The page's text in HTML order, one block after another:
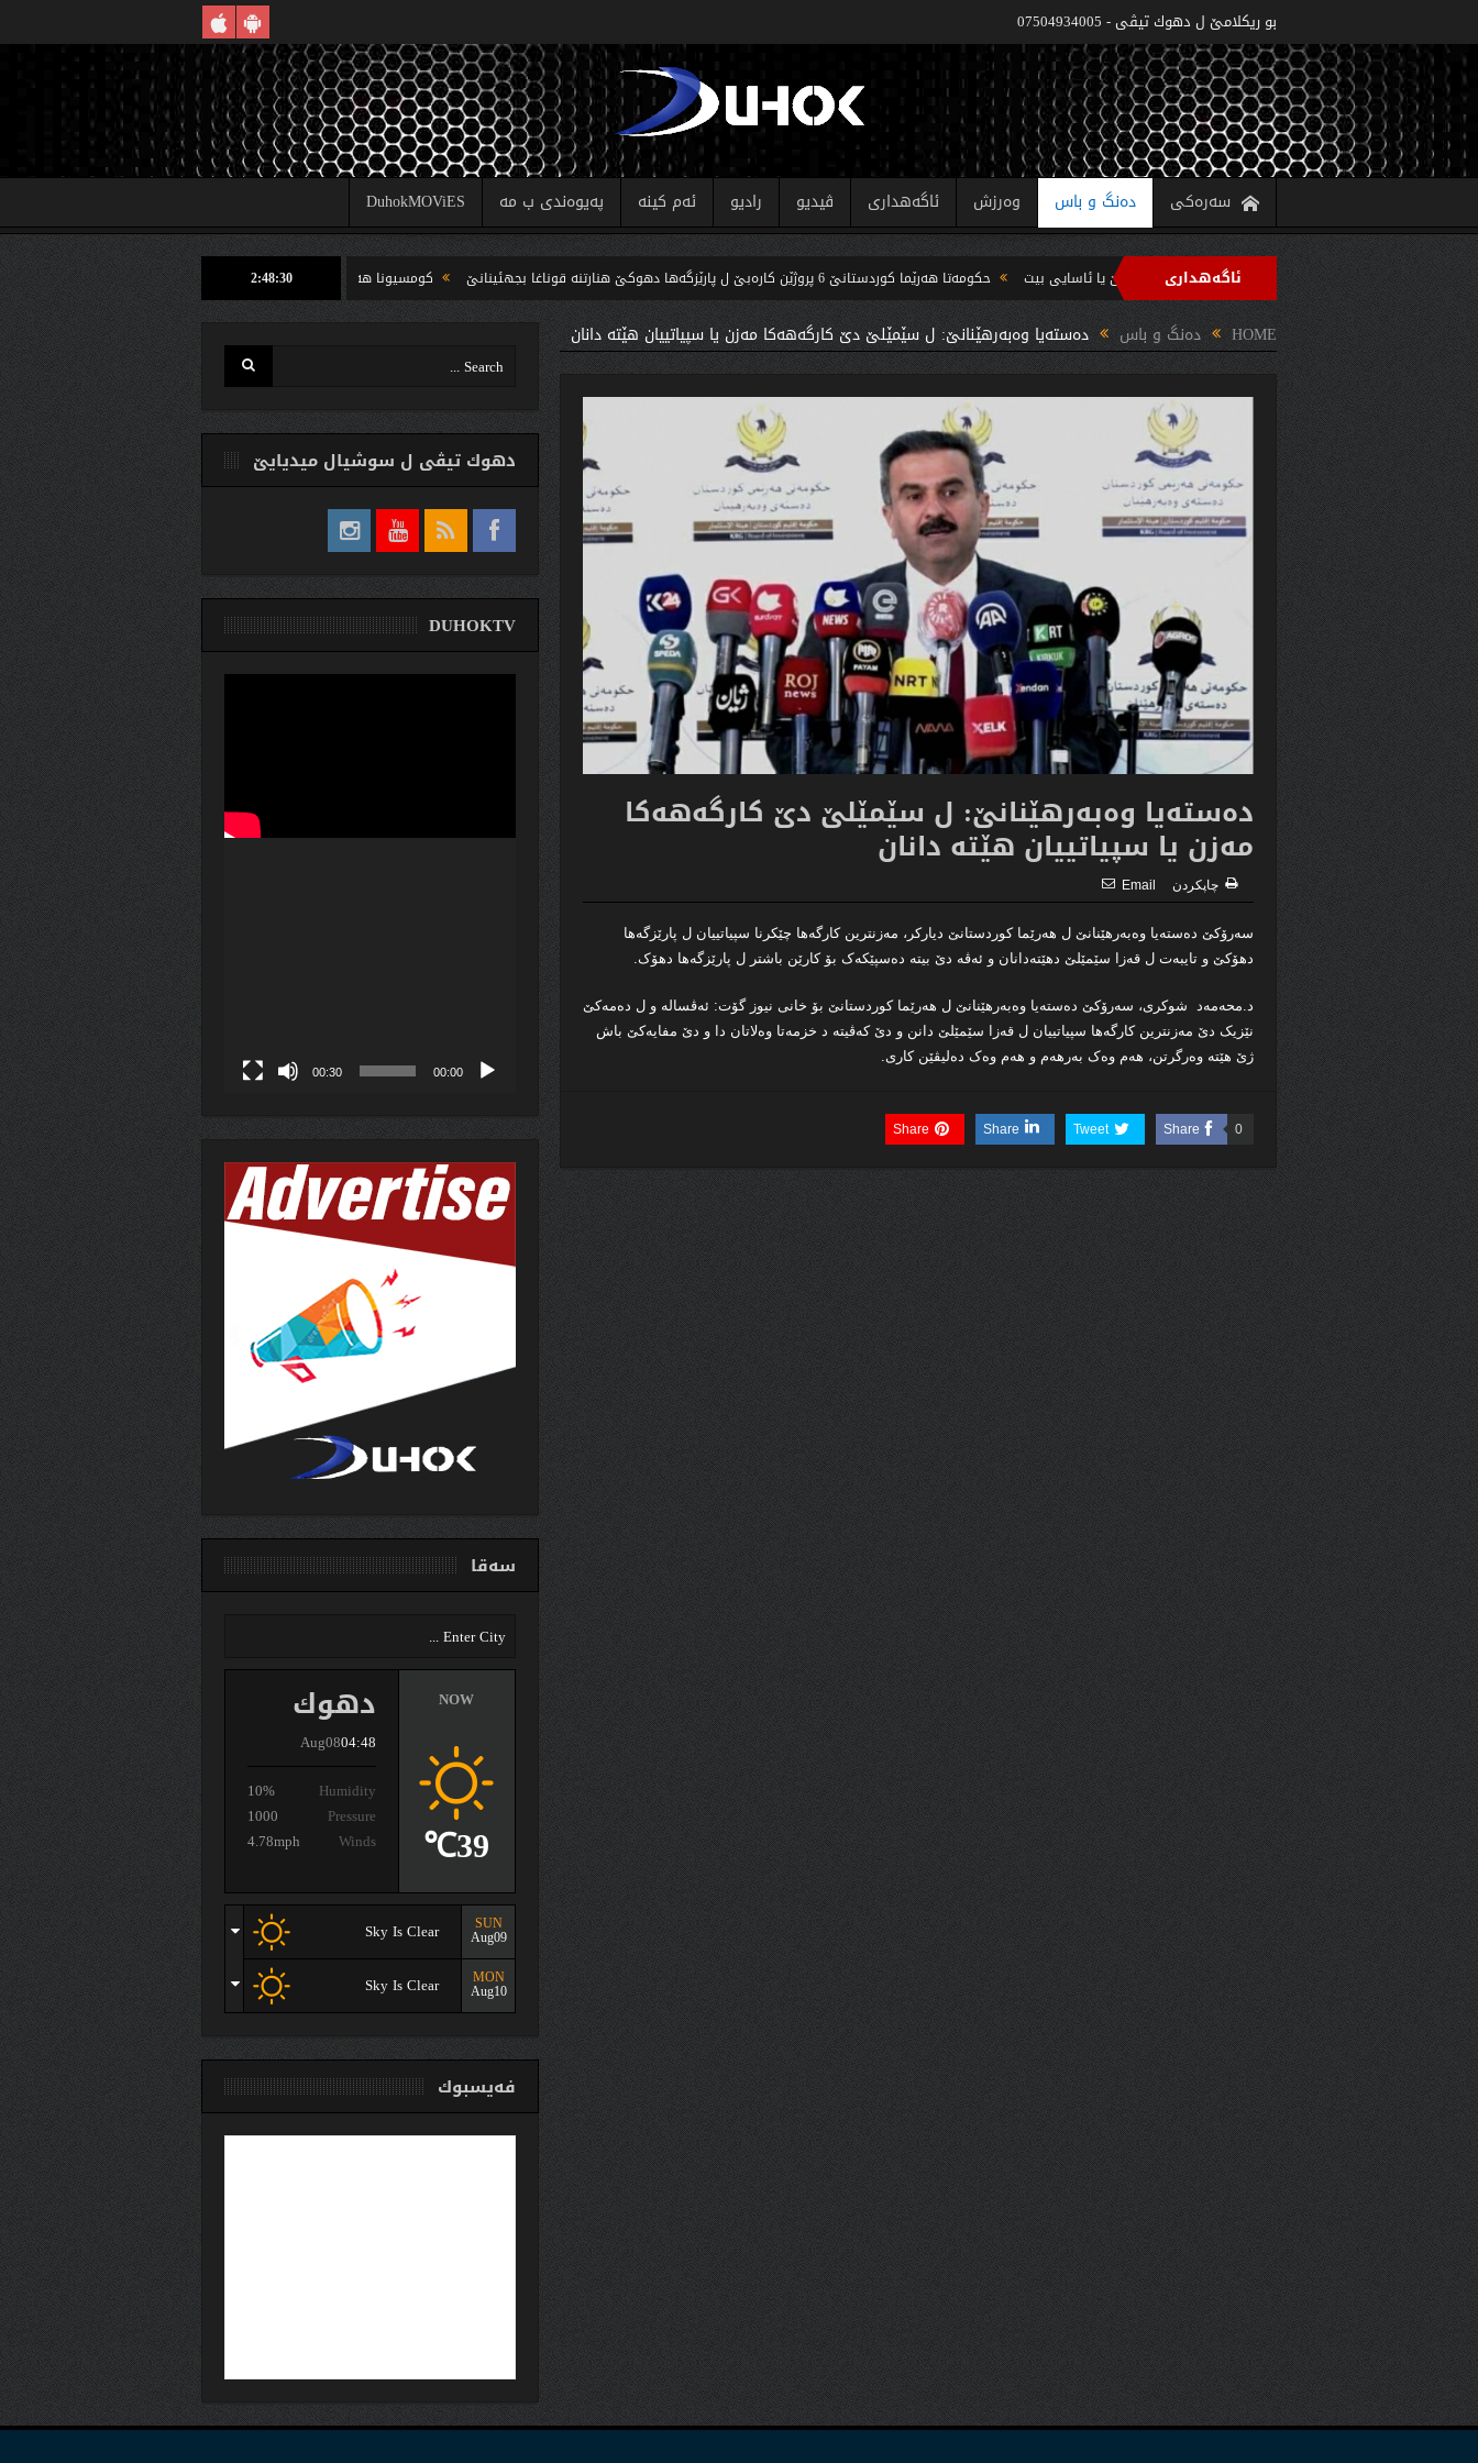
بو ريكلامێ ل دهوك تیڤی - 07504934005
سەرەکی دەنگ و باس وەرزش ئاگەهداری ڤیدیو رادیو ئەم کینە پەیوەندی ب مە DuhokMOViES
ئاگەهداری وه‌زاره‌تا په‌روه‌ردێ: ده‌واما سالا خواندنێ 2022/2021 دێ یا ئاسایى بیت حکومەتا هەرێما کوردستانێ 6 پروژێن کارەبێ ل پارێزگەها دهوکێ هنارتنه‌ قوناغا بجهئینانێ
كومسیونا هه‌لبژارتنان ل شێخان ب رێكا دهوك تیڤى داخوازێ ژ وه‌لاتییان دكه‌ت
ب سه‌رپه‌رشتیا مه‌سرور بارزانى جڤاتا وه‌زیران كومبوو و چه‌ندین بریار ده‌رئێخستن
2:48:31
HOME دەنگ و باس دەستەیا وەبەرهێنانێ: ل سێمێلێ دێ كارگەهەكا مەزن یا سپیاتییان هێتە دانان
دەستەیا وەبەرهێنانێ: ل سێمێلێ دێ كارگەهەكا
مەزن یا سپیاتییان هێتە دانان
چاپكردن Email
سەرۆکێ دەستەیا وەبەرھێنانێ ل ھەرێما کوردستانێ دیارکر، مەزنترین کارگەھا چێکرنا سپیاتییان ل پارێزگەھا
دھۆکێ و تایبەت ل قەزا سێمێلێ دھێتەدانان و ئەڤە دێ بیتە دەسپێکەک بۆ کارێن باشتر ل پارێزگەھا دھۆک.
د.محەمەد شوکری، سەرۆکێ دەستەیا وەبەرھێنانێ ل ھەرێما کوردستانێ بۆ خانی نیوز گۆت: ئەڤسالە و ل دەمەکێ
نێزیک دێ مەزنترین کارگەھا سپیاتییان ل قەزا سێمێلێ دانن و دێ کەڤیتە د خزمەتا وەلاتان دا و دێ مفایەکێ باش
ژێ ھێتە وەرگرتن، ھەم وەک بەرھەم و ھەم وەک دەلیڤێن کاری.
Share 0
Tweet
Share
Share
دهوك تیڤی ل سوشیال ميديایێ
DUHOKTV
00:00
00:30
سەقا
دهوك
Aug0804:48
Humidity
10%
Pressure
1000
Winds
4.78mph
NOW
39℃
SUN
Aug09
Sky Is Clear
MON
Aug10
Sky Is Clear
فەیسبوك